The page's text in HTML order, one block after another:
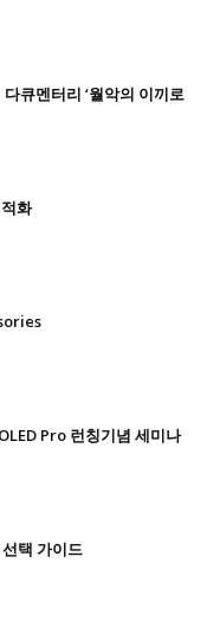
큐멘터리 ‘월악의 이끼로
화
Pro 런칭기념 세미나
택 가이드